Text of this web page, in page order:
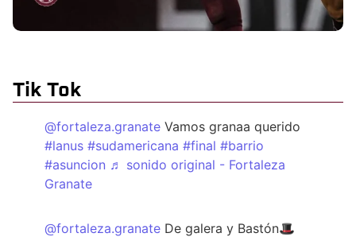
Tik Tok
@fortaleza.granate Vamos granaa querido
#lanus #sudamericana #final #barrio
#asuncion ♬ sonido original - Fortaleza
Granate
@fortaleza.granate De galera y Bastón🎩